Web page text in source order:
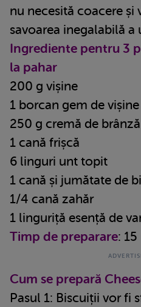
nu necesită coacere
savoarea inegalabilă a
Ingrediente pentru 3
la pahar
200 g vișine
1 borcan gem de vișine
250 g cremă de
1 cană frișcă
6 linguri unt topit
1 cană și jumătate de
1/4 cană zahăr
1 linguriță esență de
Timp de preparare:
Cum se prepară
Pasul 1: Biscuiții vor fi